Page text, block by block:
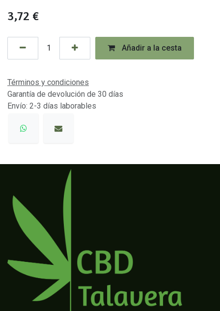
3,72 €
Añadir a la cesta
Términos y condiciones
Garantía de devolución de 30 días
Envío: 2-3 días laborables